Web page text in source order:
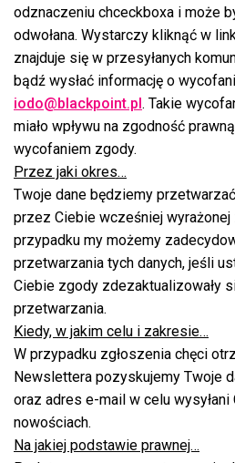
odznaczeniu chceckboxa i może
odwołana. Wystarczy kliknąć w
znajduje się w przesyłanych
bądź wysłać informację o
iodo@blackpoint.pl . Takie
miało wpływu na zgodność
wycofaniem zgody.
Przez jaki okres…
Twoje dane będziemy
przez Ciebie wcześniej wyrażonej
przypadku my możemy
przetwarzania tych danych, jeśli
Ciebie zgody zdezaktualizowały
przetwarzania.
Kiedy, w jakim celu i zakresie…
W przypadku zgłoszenia chęci
Newslettera pozyskujemy Twoje
oraz adres e-mail w celu
nowościach.
Na jakiej podstawie prawnej…